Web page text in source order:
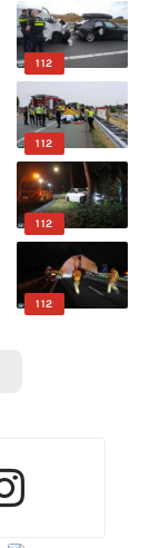
112
112
112
112